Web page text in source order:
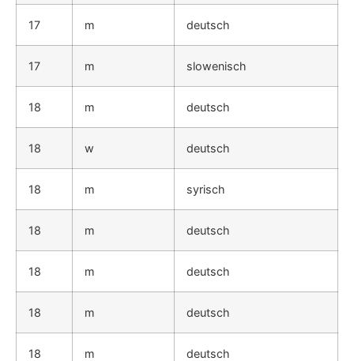
17 m deutsch
17 m slowenisch
18 m deutsch
18 w deutsch
18 m syrisch
18 m deutsch
18 m deutsch
18 m deutsch
18 m deutsch